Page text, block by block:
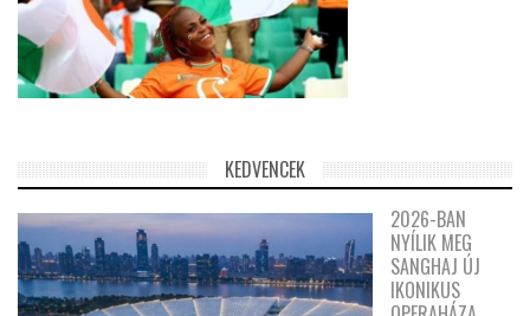
KEDVENCEK
2026-BAN
NYÍLIK MEG
SANGHAJ ÚJ
IKONIKUS